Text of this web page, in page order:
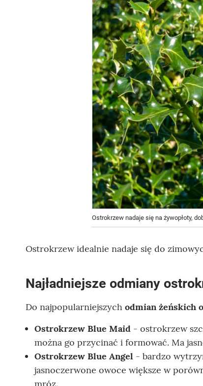
Ostrokrzew nadaje się na żywopłoty,
Ostrokrzew idealnie nadaje się do
Najładniejsze odmiany
Do najpopularniejszych odmian żeńskich
Ostrokrzew Blue Maid - ostrokrzew
można go przycinać i formować. Ma
Ostrokrzew Blue Angel - bardzo
jasnoczerwone owoce większe w